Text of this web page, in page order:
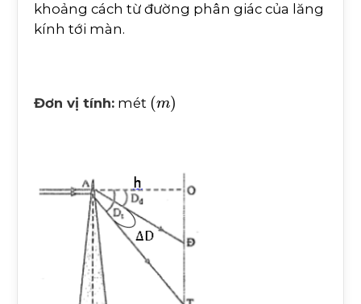
khoảng cách từ đường phân giác của lăng
kính tới màn.
Đơn vị tính: mét m